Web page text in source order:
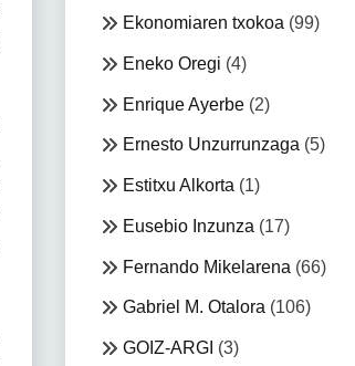
Ekonomiaren txokoa (99)
Eneko Oregi (4)
Enrique Ayerbe(2)
Ernesto Unzurrunzaga (5)
Estitxu Alkorta (1)
Eusebio Inzunza (17)
Fernando Mikelarena (66)
Gabriel M. Otalora(106)
GOIZ-ARGI (3)